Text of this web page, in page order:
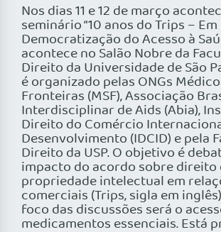
Nos dias 11 e 12 de março
seminário “10 anos do Trips –
Democratização do Acesso à
acontece no Salão Nobre da
Direito da Universidade de São
é organizado pelas ONGs
Fronteiras (MSF), Associação
Interdisciplinar de Aids (Abia),
Direito do Comércio
Desenvolvimento (IDCID) e pela
Direito da USP. O objetivo é
impacto do acordo sobre direito
propriedade intelectual em
comerciais (Trips, sigla em
foco das discussões será o
medicamentos essenciais. Está